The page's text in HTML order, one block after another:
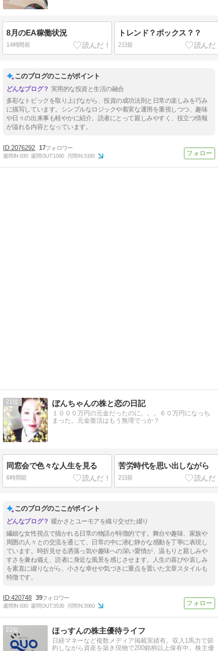
8月のEA稼働状況
14時間前
トレンド？ボックス？？
2日前
このブログのここがポイント
実用的な投資と生活の融合
多彩なトピックを取り上げながら、投資の成功法則と日常の楽しみを巧み
に描写しています。シンプルなロジックや着実な運用を重視しつつ、趣味
や日々の出来事も軽やかに紹介。読者にとって親しみやすく、役立つ情報
が溢れる内容となっています。
2076292 17
週間IN:630 週間OUT:1060 月間IN:3190
21 ぼんちゃんの株と恋の日記
１０００万円の元金だったのに。。。６０万円になっち
まった。元金復活はもう無理でっか？
同窓会で色々な人生を見る
6時間前
苦労時代を思い出しながら
2日前
このブログのここがポイント
暖かさとユーモアを織り交ぜた綴り
繊細な女性視点で描かれる日常の物語が特徴的です。舞台や趣味、家族や
周囲の人々との交流を通じて、日常の中に潜む静かな感動を丁寧に表現し
ています。時折見せる洒落っ気や趣味への深い愛情が、温もりと親しみや
すさを兼ね備え、読者に身近な風景を感じさせます。人生の喜びや哀しみ
を素直に綴りながら、小さな幸せや気づきに重点を置いた文章スタイルも
特徴です。
420748 39
週間IN:630 週間OUT:3530 月間IN:3060
22 ほっすんの株主優待ライフ
日経マネーなど複数メディア掲載実績有。収入1馬力で節
約しながら資産を築き現物で200銘柄以上保有中。株主優